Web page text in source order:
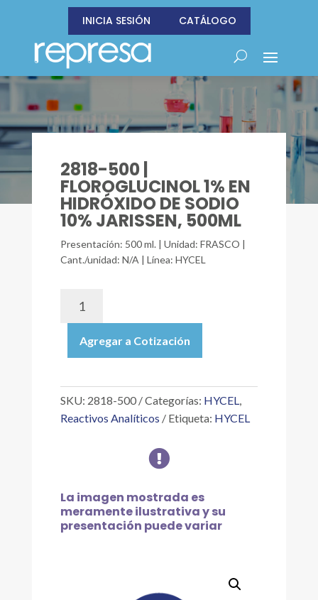
INICIA SESIÓN CATÁLOGO
2818-500 |
FLOROGLUCINOL 1% EN
HIDRÓXIDO DE SODIO
10% JARISSEN, 500ML
Presentación: 500 ml. | Unidad: FRASCO |
Cant./unidad: N/A | Línea: HYCEL
FLOROGLUCINOL
1%
HIDRÓXIDO
SODIO
cantidad
Agregar a Cotización
SKU: 2818-500 Categorías: HYCEL,
Reactivos Analíticos
Etiqueta: HYCEL

La imagen mostrada es
meramente ilustrativa y su
presentación puede variar